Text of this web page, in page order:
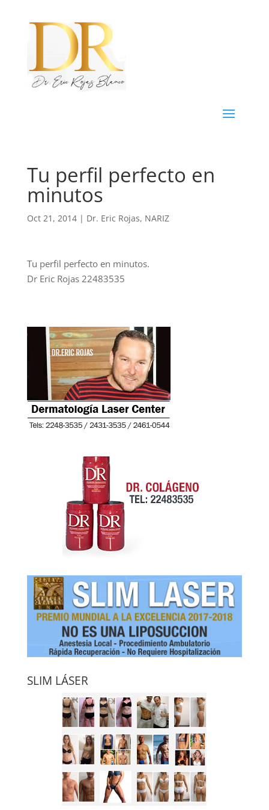
Tu perfil perfecto en
minutos
Oct 21, 2014| Dr. Eric Rojas, NARIZ
Tu perfil perfecto en minutos.
Dr Eric Rojas 22483535
SLIM LÁSER